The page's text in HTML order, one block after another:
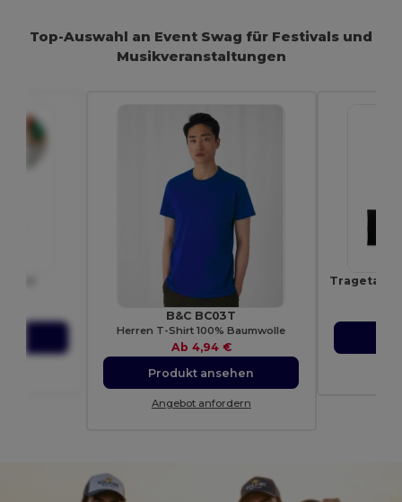
Top-Auswahl an Event Swag für Festivals und
Musikveranstaltungen
B&C BC03T
Herren T-Shirt 100% Baumwolle
Ab 4,94 €
Produkt ansehen
Angebot anfordern